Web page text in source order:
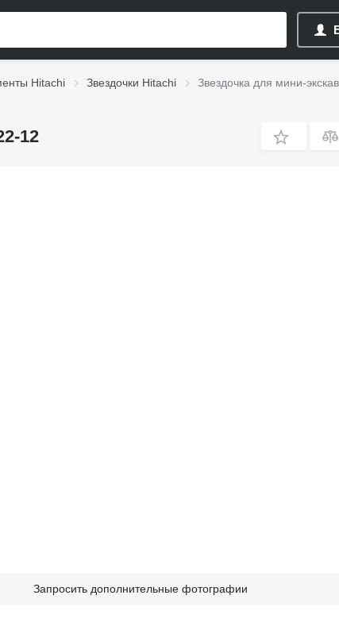
Hitachi Звездочки Hitachi Звездочка для мини-
12
Запросить дополнительные фотографии